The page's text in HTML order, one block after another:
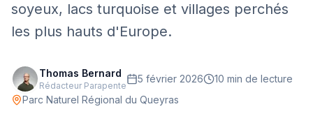
Alpinisme
Initiation
soyeux, lacs turquoise et villages perchés
les plus hauts d'Europe.
Thomas Bernard
Rédacteur Parapente
5 février 2026 10 min de lecture
Parc Naturel Régional du Queyras